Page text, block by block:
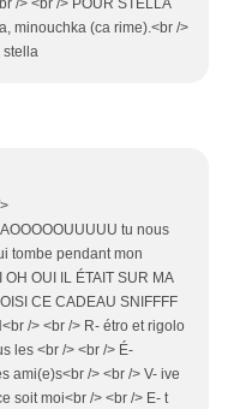
/> <br /> POUR STELLA
minouchka (ca rime).<br />
stella
tu nous
tombe pendant mon
OUI IL ÉTAIT SUR MA
CE CADEAU SNIFFFF
/> <br /> R- étro et rigolo
les <br /> <br /> É-
ami(e)s<br /> <br /> V- ive
soit moi<br /> <br /> E- t